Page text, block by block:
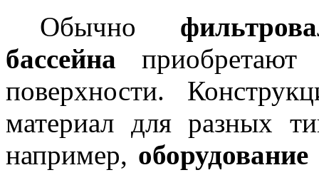
Обычно
бассейна
поверхности.
материал для разных
например,